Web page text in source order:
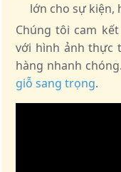
lớn cho sự kiện,
Chúng tôi cam
với hình ảnh thực
hàng nhanh
giỗ sang trọng.